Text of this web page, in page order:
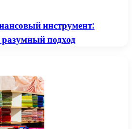
инструмент:
подход